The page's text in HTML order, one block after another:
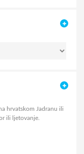
hrvatskom Jadranu ili
ili ljetovanje.